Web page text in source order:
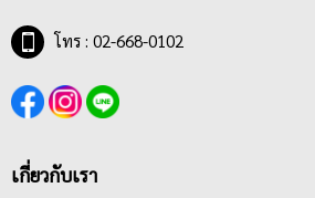
โทร : 02-668-0102
เกี่ยวกับเรา